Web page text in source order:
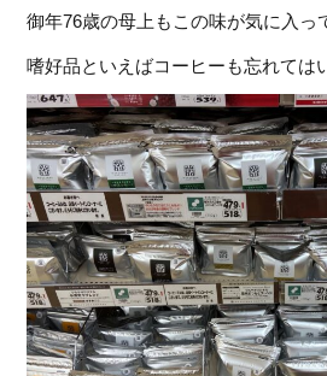
御年76歳の母上もこの味が気に入っ
嗜好品といえばコーヒーも忘れては